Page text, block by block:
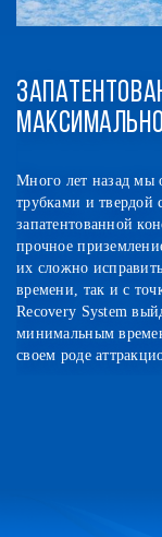
отказались от
стекловолоконной
которая
Коврики из
или заменить -
зрения
из строя, ее
простоя.
использующий